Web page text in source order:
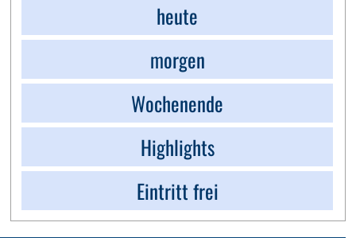
heute
morgen
Wochenende
Highlights
Eintritt frei